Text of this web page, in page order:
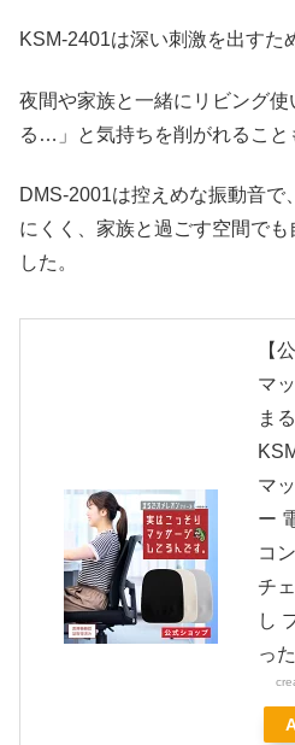
KSM‑2401は深い刺激を出すた
夜間や家族と一緒にリビング
る…」と気持ちを削がれること
DMS‑2001は控えめな振動音
にくく、家族と過ごす空間で
した。
【
マ
ま
マ
ー
コ
チ
し
っ